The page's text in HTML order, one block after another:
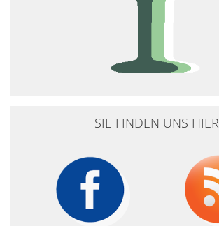
SIE FINDEN UNS HIER